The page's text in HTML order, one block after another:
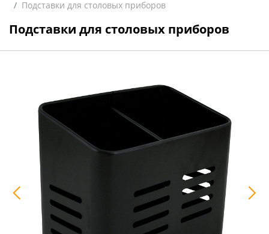
Подставки для столовых приборов
Подставки для столовых приборов